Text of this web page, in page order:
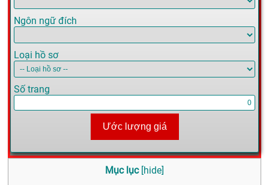
Ngôn ngữ đích
Loại hồ sơ
Số trang
Ước lượng giá
Mục lục [hide]